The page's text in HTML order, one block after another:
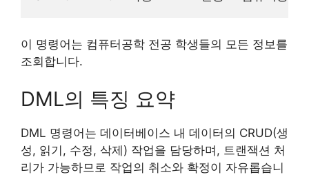
이 명령어는 컴퓨터공학 전공 학생들의 모든 정보를
조회합니다.
DML의 특징 요약
DML 명령어는 데이터베이스 내 데이터의 CRUD(생
성, 읽기, 수정, 삭제) 작업을 담당하며, 트랜잭션 처
리가 가능하므로 작업의 취소와 확정이 자유롭습니